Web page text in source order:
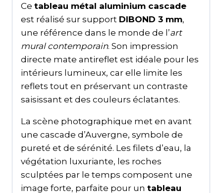
Ce tableau métal aluminium cascade
est réalisé sur support DIBOND 3 mm,
une référence dans le monde de l’art
mural contemporain. Son impression
directe mate antireflet est idéale pour les
intérieurs lumineux, car elle limite les
reflets tout en préservant un contraste
saisissant et des couleurs éclatantes.
La scène photographique met en avant
une cascade d’Auvergne, symbole de
pureté et de sérénité. Les filets d’eau, la
végétation luxuriante, les roches
sculptées par le temps composent une
image forte, parfaite pour un tableau